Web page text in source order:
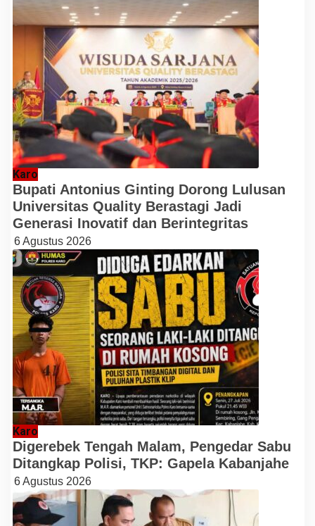
Karo
Bupati Antonius Ginting Dorong Lulusan
Universitas Quality Berastagi Jadi
Generasi Inovatif dan Berintegritas
6 Agustus 2026
Karo
Digerebek Tengah Malam, Pengedar Sabu
Ditangkap Polisi, TKP: Gapela Kabanjahe
6 Agustus 2026